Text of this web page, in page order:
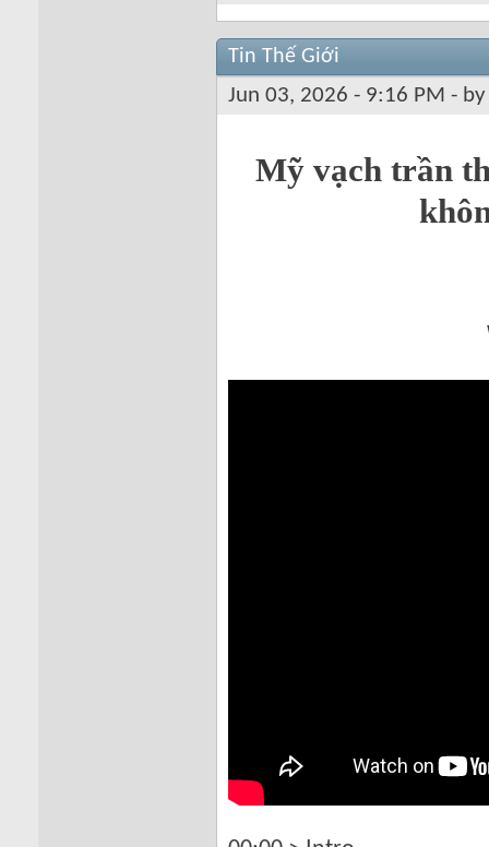
Tin Thế Giới
Jun 03, 2026 - 9:16 PM -
Mỹ vạch trần